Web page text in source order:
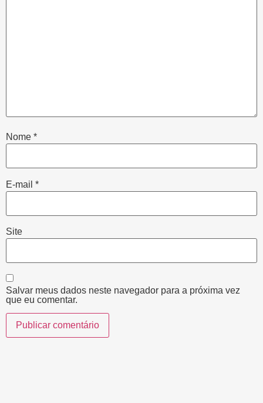
Nome *
E-mail *
Site
Salvar meus dados neste navegador para a próxima vez
que eu comentar.